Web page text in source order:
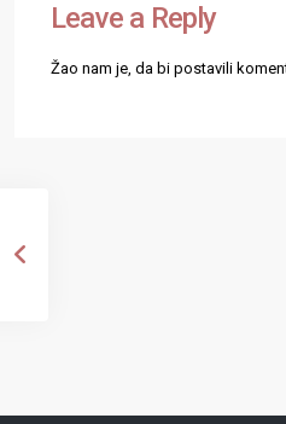
Leave a Reply
Žao nam je, da bi postavili